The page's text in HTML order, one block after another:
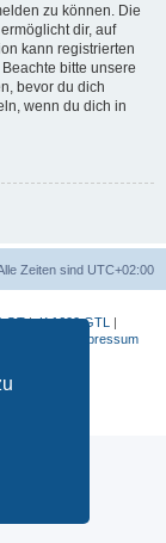
zu können. Die
dir, auf
kann registrierten
bitte unsere
bevor du dich
wenn du dich in
Zeiten sind UTC+02:00
GT|K 1600 GTL
|
Impressum